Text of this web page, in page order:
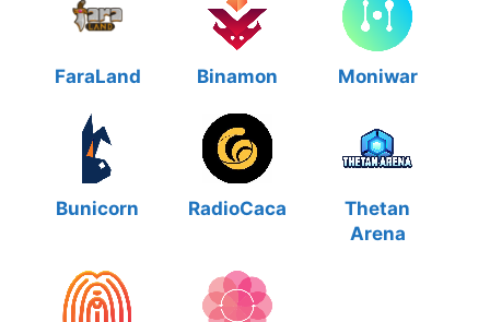
FaraLand Binamon Moniwar
Bunicorn RadioCaca
Thetan
Arena